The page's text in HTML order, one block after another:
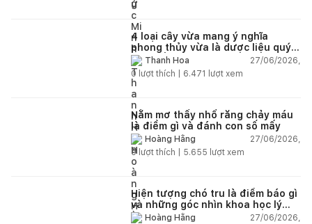
4 loại cây vừa mang ý nghĩa
phong thủy vừa là dược liệu quý
nên trồng trong nhà
Thanh Hoa
27/06/2026,
0 lượt thích | 6.471 lượt xem
Nằm mơ thấy nhổ răng chảy máu
là điềm gì và đánh con số mấy
Hoàng Hằng
27/06/2026,
0lượt thích | 5.655 lượt xem
Hiện tượng chó tru là điềm báo gì
và những góc nhìn khoa học lý
giảiHoàng Hằng
27/06/2026,